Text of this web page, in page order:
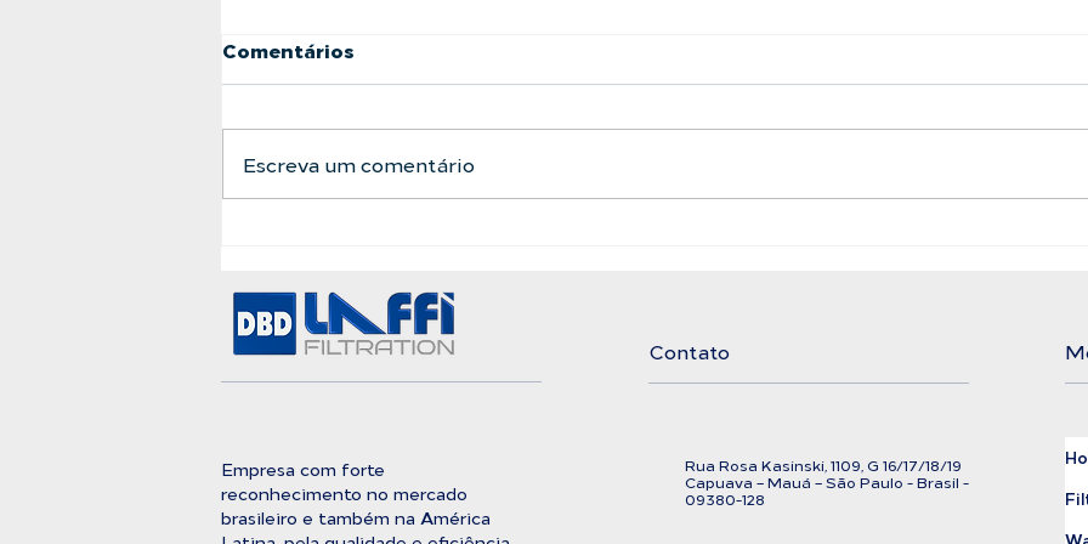
Pureza Absoluta
Comentários
Escreva um comentário
Empresa com forte
reconhecimento no mercado
brasileiro e também na América
Contato
Rua Rosa Kasinski, 1109, G 16/17/18/19
Capuava – Mauá – São Paulo - Brasil -
09380-128